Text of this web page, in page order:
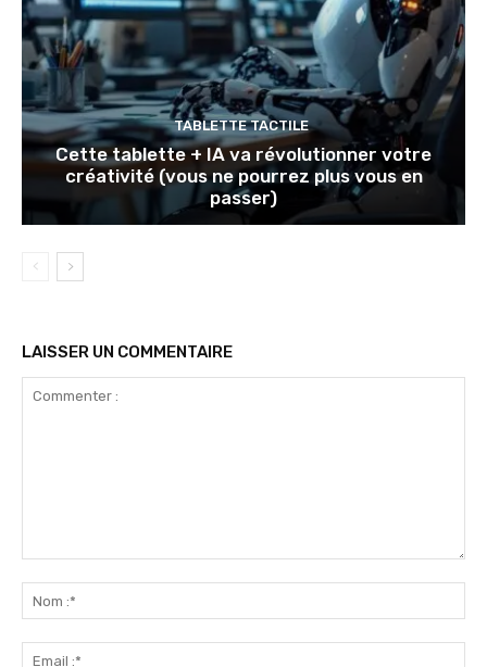
TABLETTE TACTILE
Cette tablette + IA va révolutionner votre
créativité (vous ne pourrez plus vous en
passer)
LAISSER UN COMMENTAIRE
:*